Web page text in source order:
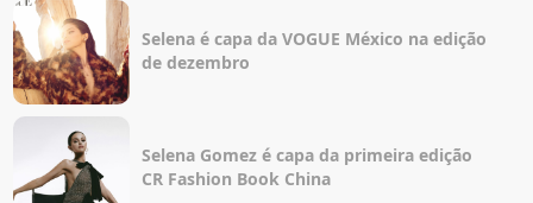
Selena é capa da VOGUE México na edição
de dezembro
Selena Gomez é capa da primeira edição
CR Fashion Book China